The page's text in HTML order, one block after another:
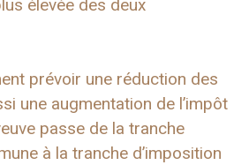
élevée des deux
prévoir une réduction des
une augmentation de l’impôt
passe de la tranche
à la tranche d’imposition